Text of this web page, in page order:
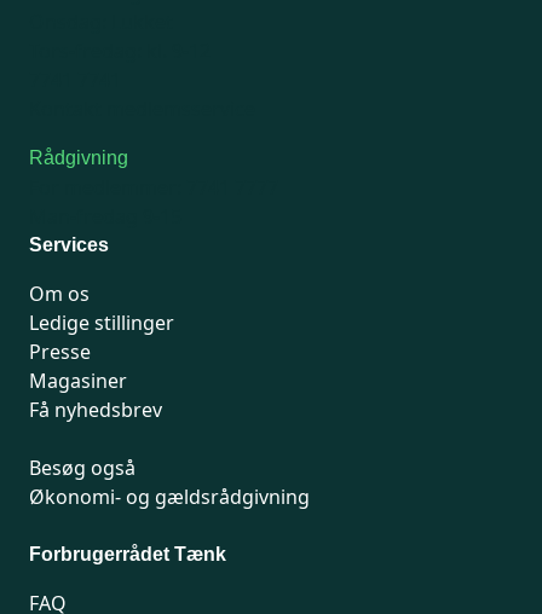
Rådgivning
Services
Om os
Ledige stillinger
Presse
Magasiner
Få nyhedsbrev
Besøg også
Økonomi- og gældsrådgivning
Forbrugerrådet Tænk
FAQ